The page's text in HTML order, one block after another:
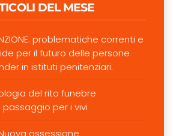
DEL MESE
problematiche correnti e
per il futuro delle persone
in istituti penitenziari.
del rito funebre
passaggio per i vivi
ossessione